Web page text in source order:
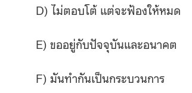
D) ไม่ตอบโต้ แต่จะฟ้องให้หมด
E) ขออยู่กับปัจจุบันและอนาคต
F) มันทำกันเป็นกระบวนการ